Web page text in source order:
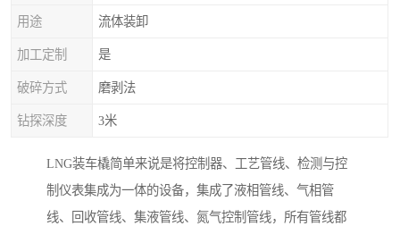
用途 流体装卸
加工定制 是
破碎方式 磨剥法
钻探深度 3米
LNG装车橇简单来说是将控制器、工艺管线、检测与控
制仪表集成为一体的设备，集成了液相管线、气相管
线、回收管线、集液管线、氮气控制管线，所有管线都